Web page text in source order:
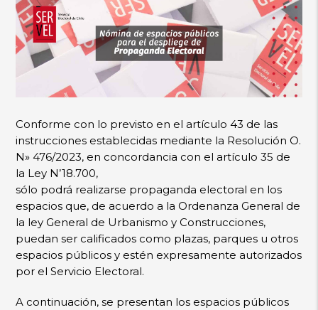
Conforme con lo previsto en el artículo 43 de las
instrucciones establecidas mediante la Resolución O.
N» 476/2023, en concordancia con el artículo 35 de
la Ley N’18.700,
sólo podrá realizarse propaganda electoral en los
espacios que, de acuerdo a la Ordenanza General de
la ley General de Urbanismo y Construcciones,
puedan ser calificados como plazas, parques u otros
espacios públicos y estén expresamente autorizados
por el Servicio Electoral.
A continuación, se presentan los espacios públicos